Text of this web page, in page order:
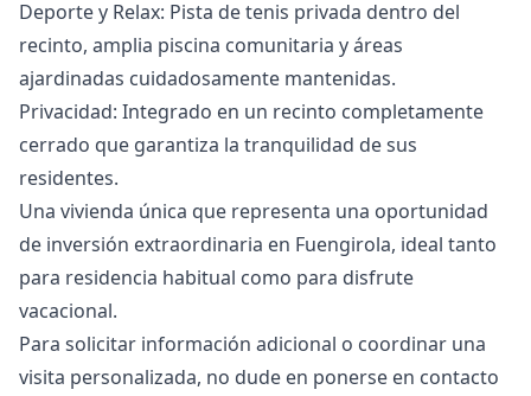
Deporte y Relax: Pista de tenis privada dentro del
recinto, amplia piscina comunitaria y áreas
ajardinadas cuidadosamente mantenidas.
Privacidad: Integrado en un recinto completamente
cerrado que garantiza la tranquilidad de sus
residentes.
Una vivienda única que representa una oportunidad
de inversión ‌extraordinaria ‌en ‌Fuengirola, ‌ideal ‌tanto
para residencia habitual como ‌para ‌disfrute
‌vacacional.
Para solicitar información ‌adicional ‌o ‌coordinar ‌una
visita ‌personalizada, no dude ‌en ‌ponerse ‌en ‌contacto